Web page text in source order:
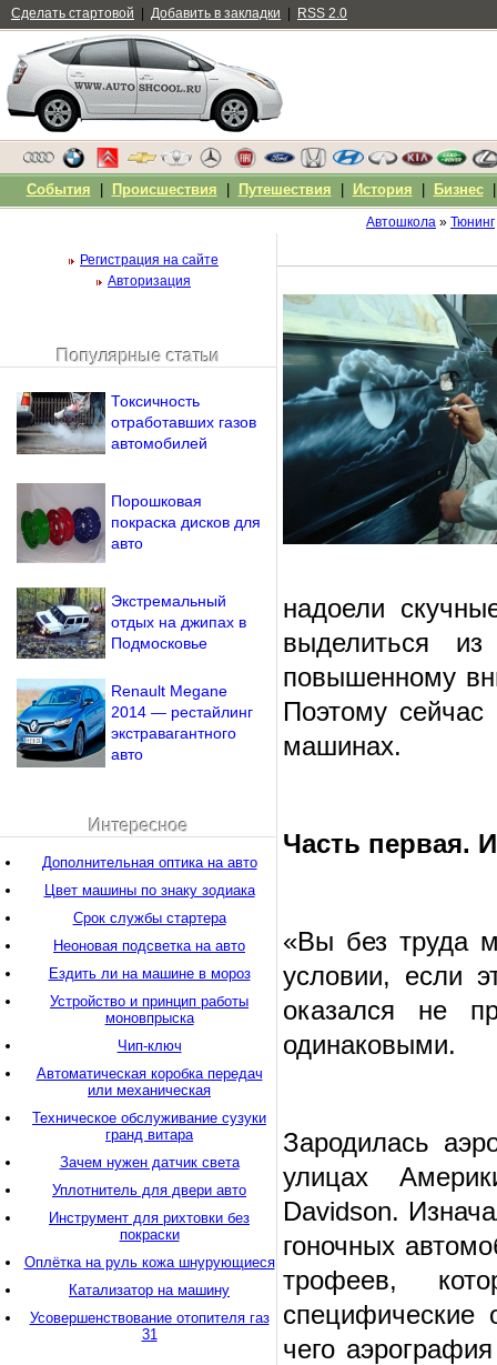
Автошкола » Тюнинг
надоели
выделиться
повышенному
Поэтому
машинах.
Часть первая.
«Вы без труда
условии, если
оказался не
одинаковыми.
Зародилась
улицах
Davidson.
гоночных
трофеев,
специфические
чего
Регистрация на сайте
Авторизация
Напомнить пароль?
Популярные статьи
Токсичность
отработавших газов
автомобилей
Порошковая
покраска дисков для
авто
Экстремальный
отдых на джипах в
Подмосковье
Renault Megane
2014 — рестайлинг
экстравагантного
авто
Интересное
Дополнительная оптика на авто
Цвет машины по знаку зодиака
Срок службы стартера
Неоновая подсветка на авто
Ездить ли на машине в мороз
Устройство и принцип работы
моновпрыска
Чип-ключ
Автоматическая коробка передач
или механическая
Техническое обслуживание сузуки
гранд витара
Зачем нужен датчик света
Уплотнитель для двери авто
Инструмент для рихтовки без
покраски
Оплётка на руль кожа шнурующиеся
Катализатор на машину
Усовершенствование отопителя газ
31
Сделать стартовой Добавить в закладки RSS 2.0
События Происшествия Путешествия История Бизнес